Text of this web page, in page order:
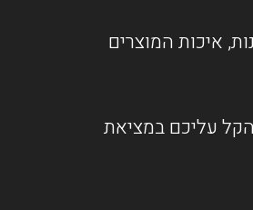
איכות המוצרים
עליכם במציאת